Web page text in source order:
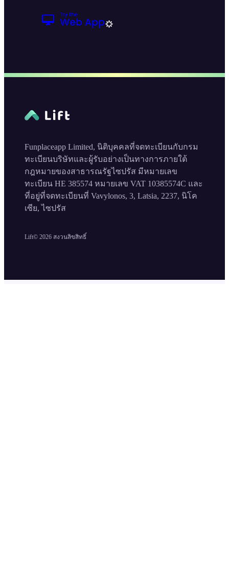
Lift© 2026 สงวนลิขสิทธิ์
Funplaceapp Limited, นิติบุคคลที่จดทะเบียนกับกรม
ทะเบียนบริษัทและผู้รับอย่างเป็นทางการภายใต้
กฎหมายของสาธารณรัฐไซปรัส มีหมายเลข
ทะเบียน HE 385574 หมายเลข VAT 10385574C และ
ที่อยู่ที่จดทะเบียนที่ Vavylonos, 3, Latsia, 2237, นิโค
เซีย, ไซปรัส